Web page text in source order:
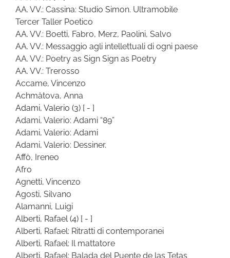
AA. VV.: Cassina: Studio Simon. Ultramobile
Tercer Taller Poetico
AA. VV.: Boetti, Fabro, Merz, Paolini, Salvo
AA. VV.: Messaggio agli intellettuali di ogni paese
AA. VV.: Poetry as Sign Sign as Poetry
AA. VV.: Trerosso
Accame, Vincenzo
Achmàtova, Anna
Adami, Valerio (3) [ - ]
Adami, Valerio: Adami “89”
Adami, Valerio: Adami
Adami, Valerio: Dessiner.
Affò, Ireneo
Afro
Agnetti, Vincenzo
Agosti, Silvano
Alamanni, Luigi
Alberti, Rafael(4) [ - ]
Alberti, Rafael: Ritratti di contemporanei
Alberti, Rafael: Il mattatore
Alberti, Rafael: Balada del Puente de las Tetas